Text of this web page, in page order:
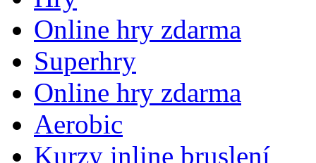
Online hry zdarma
Superhry
Online hry zdarma
Aerobic
Kurzy inline bruslení